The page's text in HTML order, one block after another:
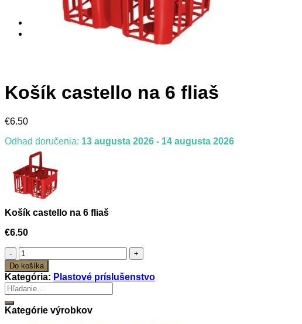
Košík castello na 6 fliaš
€6.50
Odhad doručenia: 13 augusta 2026 - 14 augusta 2026
Košík castello na 6 fliaš
€6.50
množstvo
Košík
castello
na
6
fliaš
Do košíka
Kategória: Plastové príslušenstvo
Hľadať:
Kategórie výrobkov